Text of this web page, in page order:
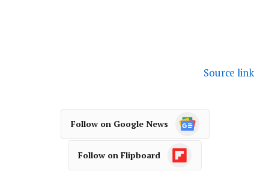
Source link
Follow on Google News
Follow on Flipboard